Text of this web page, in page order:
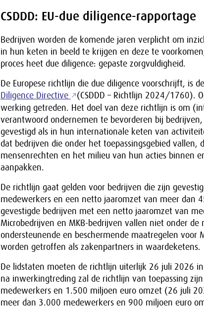
CSDDD: EU-due diligence-rapportage
Bedrijven worden de komende jaren verplicht om
in hun keten in beeld te krijgen en deze te
proces heet due diligence: gepaste zorgvuldigheid.
De Europese richtlijn die due diligence voorschrijft, is de
Diligence Directive
(CSDDD – Richtlijn 2024/1760).
werking getreden. Het doel van deze richtlijn is om
verantwoord ondernemen te bevorderen bij
gevestigd als in hun internationale keten van
dat bedrijven die onder het toepassingsgebied vallen,
mensenrechten en het milieu van hun acties binnen
aanpakken.
De richtlijn gaat gelden voor bedrijven die zijn
medewerkers en een netto jaaromzet van meer dan
gevestigde bedrijven met een netto jaaromzet van
Microbedrijven en MKB-bedrijven vallen niet onder de
ondersteunende en beschermende maatregelen voor
worden getroffen als zakenpartners in waardeketens.
De lidstaten moeten de richtlijn uiterlijk 26 juli 2026
na inwerkingtreding zal de richtlijn van toepassing
medewerkers en 1.500 miljoen euro omzet (26 juli
meer dan 3.000 medewerkers en 900 miljoen euro